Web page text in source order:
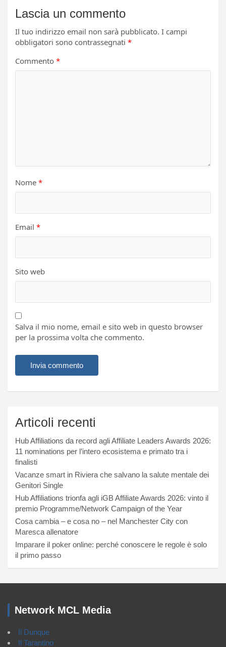
Lascia un commento
Il tuo indirizzo email non sarà pubblicato. I campi
obbligatori sono contrassegnati *
Commento *
Nome *
Email *
Sito web
Salva il mio nome, email e sito web in questo browser
per la prossima volta che commento.
Articoli recenti
Hub Affiliations da record agli Affiliate Leaders Awards 2026:
11 nominations per l’intero ecosistema e primato tra i
finalisti
Vacanze smart in Riviera che salvano la salute mentale dei
Genitori Single
Hub Affiliations trionfa agli iGB Affiliate Awards 2026: vinto il
premio Programme/Network Campaign of the Year
Cosa cambia – e cosa no – nel Manchester City con
Maresca allenatore
Imparare il poker online: perché conoscere le regole è solo
il primo passo
Network MCL Media
Il Dunque
Il Tarantino